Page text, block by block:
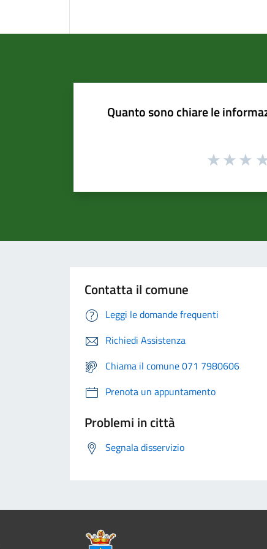
Quanto sono chiare le
Contatta il comune
Leggi le domande frequenti
Richiedi Assistenza
Chiama il comune 071 7980606
Prenota un appuntamento
Problemi in città
Segnala disservizio